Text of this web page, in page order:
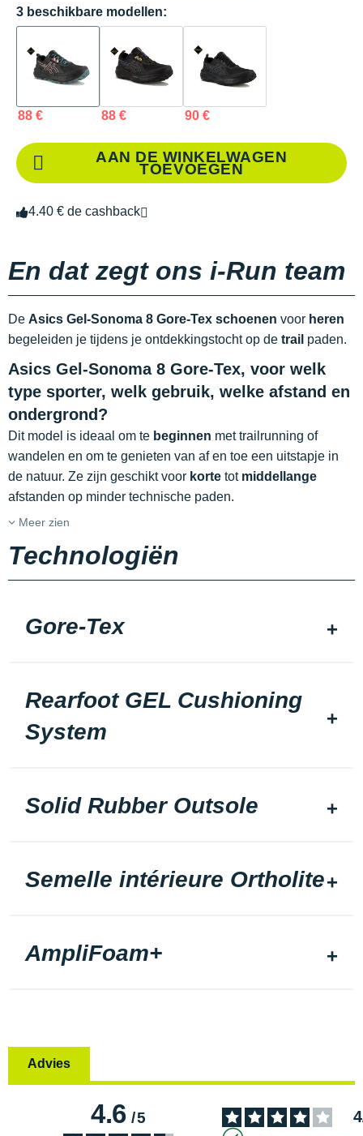
3 beschikbare modellen:
88 € 88 € 90 €
AAN DE WINKELWAGEN
TOEVOEGEN
4.40 € de cashback
En dat zegt ons i-Run team
De Asics Gel-Sonoma 8 Gore-Tex schoenen voor heren
begeleiden je tijdens je ontdekkingstocht op de trail paden.
Asics Gel-Sonoma 8 Gore-Tex, voor welk
type sporter, welk gebruik, welke afstand en
ondergrond?
Dit model is ideaal om te beginnen met trailrunning of
wandelen en om te genieten van af en toe een uitstapje in
de natuur. Ze zijn geschikt voor korte tot middellange
afstanden op minder technische paden.
Meer zien
Technologiën
Gore-Tex
Rearfoot GEL Cushioning
System
Solid Rubber Outsole
Semelle intérieure Ortholite
AmpliFoam+
Advies
4.6/5 4